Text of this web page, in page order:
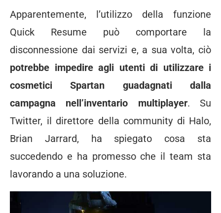
Apparentemente, l’utilizzo della funzione
Quick Resume può comportare la
disconnessione dai servizi e, a sua volta, ciò
potrebbe impedire agli utenti di utilizzare i
cosmetici Spartan guadagnati dalla
campagna nell’inventario multiplayer. Su
Twitter, il direttore della community di Halo,
Brian Jarrard, ha spiegato cosa sta
succedendo e ha promesso che il team sta
lavorando a una soluzione.